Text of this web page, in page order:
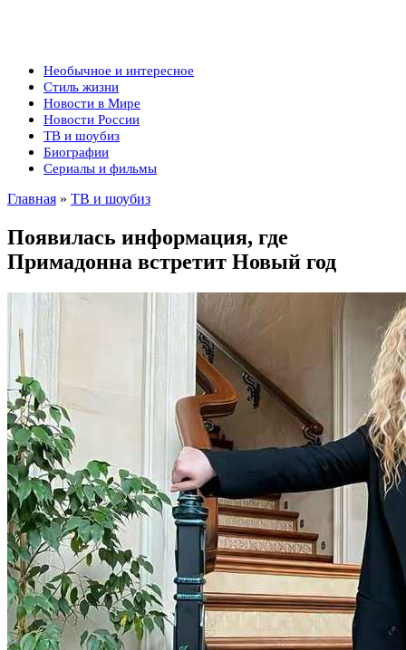
Необычное и интересное
Стиль жизни
Новости в Мире
Новости России
ТВ и шоубиз
Биографии
Сериалы и фильмы
Главная » ТВ и шоубиз
Появилась информация, где
Примадонна встретит Новый год